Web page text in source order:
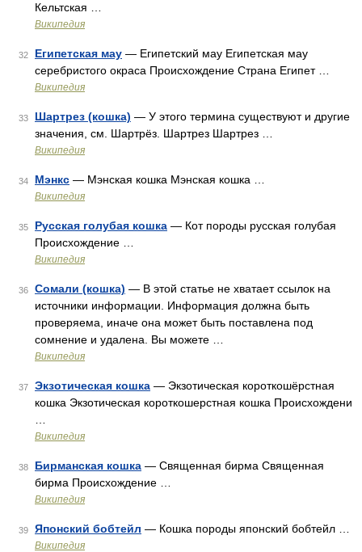
Кельтская …
Википедия
32 Египетская мау — Египетский мау Египетская мау
серебристого окраса Происхождение Страна Египет …
Википедия
33 Шартрез (кошка) — У этого термина существуют и другие
значения, см. Шартрёз. Шартрез Шартрез …
Википедия
34 Мэнкс — Мэнская кошка Мэнская кошка …
Википедия
35 Русская голубая кошка — Кот породы русская голубая
Происхождение …
Википедия
36 Сомали (кошка) — В этой статье не хватает ссылок на
источники информации. Информация должна быть
проверяема, иначе она может быть поставлена под
сомнение и удалена. Вы можете …
Википедия
37 Экзотическая кошка — Экзотическая короткошёрстная
кошка Экзотическая короткошерстная кошка Происхождени
Википедия
38 Бирманская кошка — Священная бирма Священная
бирма Происхождение …
Википедия
39 Японский бобтейл — Кошка породы японский бобтейл …
Википедия